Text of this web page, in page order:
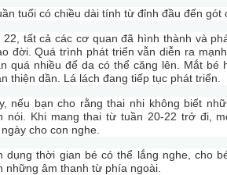
tuổi có chiều dài tính từ đỉnh đầu đến
22, tất cả các cơ quan đã hình thành và
đời. Quá trình phát triển vẫn diễn ra
quá nhiều để da có thể căng lên. Mắt
thiện dần. Lá lách đang tiếp tục phát triển.
nếu bạn cho rằng thai nhi không biết
nói. Khi mang thai từ tuần 20-22 trở đi,
cho con nghe.
dụng thời gian bé có thể lắng nghe, cho
những âm thanh từ phía ngoài.